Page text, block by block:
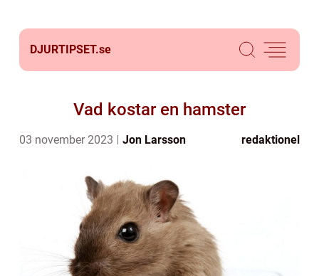
DJURTIPSET.se
Vad kostar en hamster
03 november 2023 Jon Larsson redaktionel